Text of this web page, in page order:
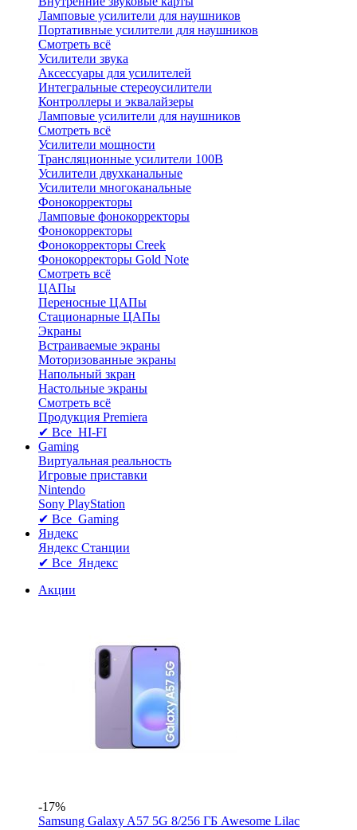
Ламповые усилители для наушников
Портативные усилители для наушников
Смотреть всё
Усилители звука
Аксессуары для усилителей
Интегральные стереоусилители
Контроллеры и эквалайзеры
Ламповые усилители для наушников
Смотреть всё
Усилители мощности
Трансляционные усилители 100В
Усилители двухканальные
Усилители многоканальные
Фонокорректоры
Ламповые фонокорректоры
Фонокорректоры
Фонокорректоры Creek
Фонокорректоры Gold Note
Смотреть всё
ЦАПы
Переносные ЦАПы
Стационарные ЦАПы
Экраны
Встраиваемые экраны
Моторизованные экраны
Напольный зкран
Настольные экраны
Смотреть всё
Продукция Premiera
✔ Все HI-FI
Gaming
Виртуальная реальность
Игровые приставки
Nintendo
Sony PlayStation
✔ Все Gaming
Яндекс
Яндекс Станции
✔ Все Яндекс
Акции
-17%
Samsung Galaxy A57 5G 8/256 ГБ Awesome Lilac